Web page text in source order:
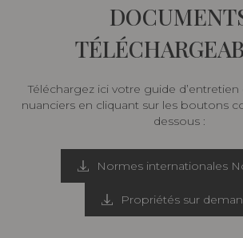
Téléchargez ici votre guide
nuanciers en cliquant sur les boutons
dessous :
Normes internationales
Propriétés sur